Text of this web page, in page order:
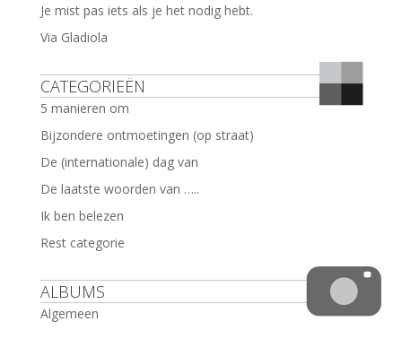
Je mist pas iets als je het nodig hebt.
Via Gladiola
CATEGORIEËN
5 manieren om
Bijzondere ontmoetingen (op straat)
De (internationale) dag van
De laatste woorden van …..
Ik ben belezen
Rest categorie
ALBUMS
Algemeen